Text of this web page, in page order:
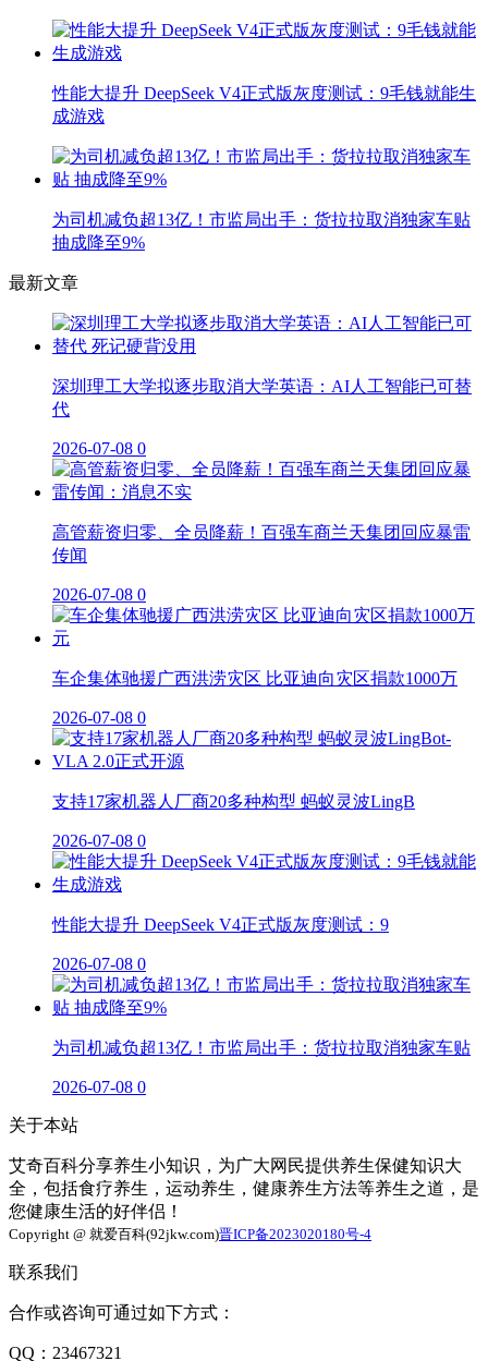
性能大提升 DeepSeek V4正式版灰度测试：9毛钱就能生
成游戏
为司机减负超13亿！市监局出手：货拉拉取消独家车贴
抽成降至9%
最新文章
深圳理工大学拟逐步取消大学英语：AI人工智能已可替
代
2026-07-08 0
高管薪资归零、全员降薪！百强车商兰天集团回应暴雷
传闻
2026-07-08 0
车企集体驰援广西洪涝灾区 比亚迪向灾区捐款1000万
2026-07-08 0
支持17家机器人厂商20多种构型 蚂蚁灵波LingB
2026-07-08 0
性能大提升 DeepSeek V4正式版灰度测试：9
2026-07-08 0
为司机减负超13亿！市监局出手：货拉拉取消独家车贴
2026-07-08 0
关于本站
艾奇百科分享养生小知识，为广大网民提供养生保健知识大
全，包括食疗养生，运动养生，健康养生方法等养生之道，是
您健康生活的好伴侣！
Copyright @ 就爱百科(92jkw.com)晋ICP备2023020180号-4
联系我们
合作或咨询可通过如下方式：
QQ：23467321